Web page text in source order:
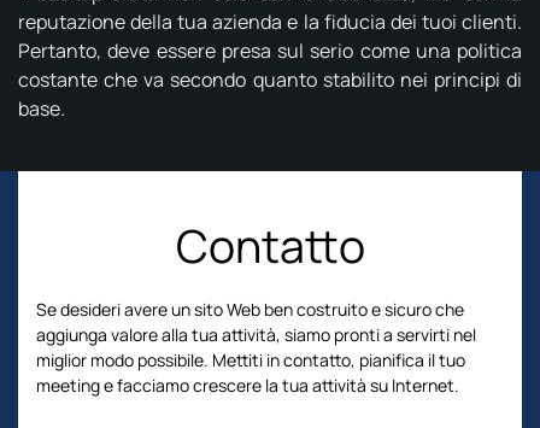
reputazione della tua azienda e la fiducia dei tuoi clienti.
Pertanto, deve essere presa sul serio come una politica
costante che va secondo quanto stabilito nei principi di
base.
Contatto
Se desideri avere un sito Web ben costruito e sicuro che
aggiunga valore alla tua attività, siamo pronti a servirti nel
miglior modo possibile. Mettiti in contatto, pianifica il tuo
meeting e facciamo crescere la tua attività su Internet.